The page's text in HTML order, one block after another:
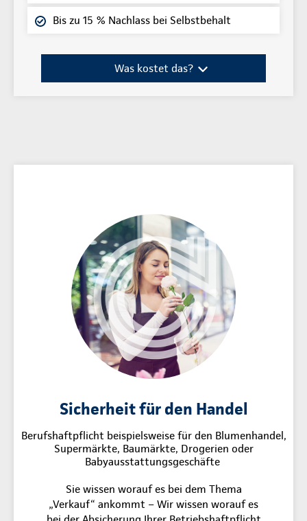
Bis zu 15 % Nachlass bei Selbstbehalt
Was kostet das?
Sicherheit für den Handel
Berufshaftpflicht beispielsweise für den Blumenhandel,
Supermärkte, Baumärkte, Drogerien oder
Babyausstattungsgeschäfte
Sie wissen worauf es bei dem Thema
„Verkauf“ ankommt – Wir wissen worauf es